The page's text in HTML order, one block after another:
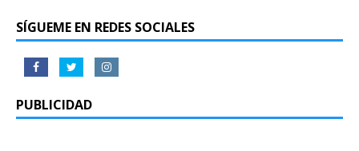
SÍGUEME EN REDES SOCIALES
PUBLICIDAD